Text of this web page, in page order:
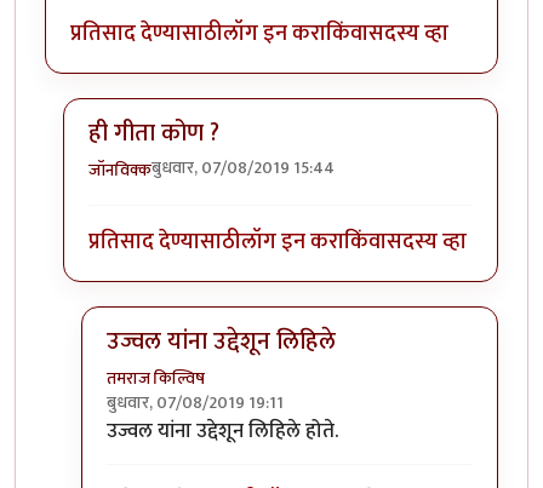
प्रतिसाद देण्यासाठीलॉग इन कराकिंवासदस्य व्हा
ही गीता कोण ?
जॉनविक्कबुधवार, 07/08/2019 15:44
प्रतिसाद देण्यासाठीलॉग इन कराकिंवासदस्य व्हा
उज्वल यांना उद्देशून लिहिले
तमराज किल्विष
बुधवार, 07/08/2019 19:11
In reply toही गीता कोण ?by
उज्वल यांना उद्देशून लिहिले होते.